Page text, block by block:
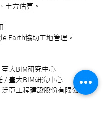
土方估算。
Earth協助工地管理。
臺大BIM研究中心
/ 臺大BIM研究中心
亞工程建設股份有限公司